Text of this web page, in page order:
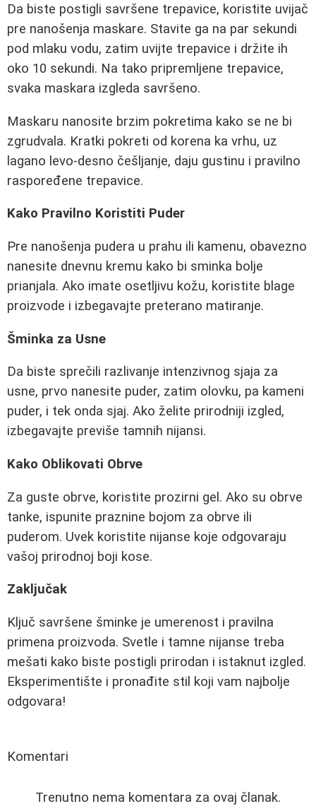
Da biste postigli savršene trepavice, koristite uvijač
pre nanošenja maskare. Stavite ga na par sekundi
pod mlaku vodu, zatim uvijte trepavice i držite ih
oko 10 sekundi. Na tako pripremljene trepavice,
svaka maskara izgleda savršeno.
Maskaru nanosite brzim pokretima kako se ne bi
zgrudvala. Kratki pokreti od korena ka vrhu, uz
lagano levo-desno češljanje, daju gustinu i pravilno
raspoređene trepavice.
Kako Pravilno Koristiti Puder
Pre nanošenja pudera u prahu ili kamenu, obavezno
nanesite dnevnu kremu kako bi sminka bolje
prianjala. Ako imate osetljivu kožu, koristite blage
proizvode i izbegavajte preterano matiranje.
Šminka za Usne
Da biste sprečili razlivanje intenzivnog sjaja za
usne, prvo nanesite puder, zatim olovku, pa kameni
puder, i tek onda sjaj. Ako želite prirodniji izgled,
izbegavajte previše tamnih nijansi.
Kako Oblikovati Obrve
Za guste obrve, koristite prozirni gel. Ako su obrve
tanke, ispunite praznine bojom za obrve ili
puderom. Uvek koristite nijanse koje odgovaraju
vašoj prirodnoj boji kose.
Zaključak
Ključ savršene šminke je umerenost i pravilna
primena proizvoda. Svetle i tamne nijanse treba
mešati kako biste postigli prirodan i istaknut izgled.
Eksperimentište i pronađite stil koji vam najbolje
odgovara!
Komentari
Trenutno nema komentara za ovaj članak.